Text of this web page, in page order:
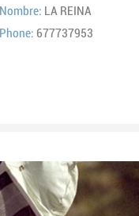
Nombre:
LA REINA
Phone: 677737953